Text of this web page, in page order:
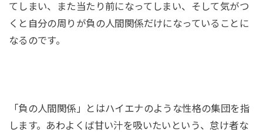
てしまい、また当たり前になってしまい、そして気がつ
くと自分の周りが負の人間関係だけになっていることに
なるのです。
「負の人間関係」とはハイエナのような性格の集団を指
します。あわよくば甘い汁を吸いたいという、怠け者な